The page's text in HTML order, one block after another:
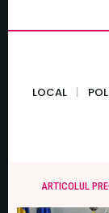
LOCAL
ARTICOLUL